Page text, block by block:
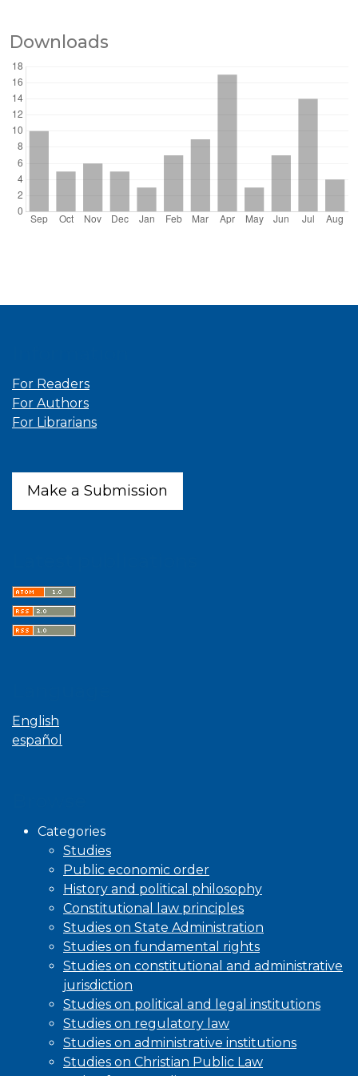
Downloads
For Readers
For Authors
For Librarians
Make a Submission
English
español
Categories
Studies
Public economic order
History and political philosophy
Constitutional law principles
Studies on State Administration
Studies on fundamental rights
Studies on constitutional and administrative
jurisdiction
Studies on political and legal institutions
Studies on regulatory law
Studies on administrative institutions
Studies on Christian Public Law